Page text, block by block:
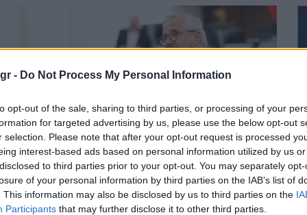
- Do Not Process My Personal Information
opt-out of the sale, sharing to third parties, or processing of your
for targeted advertising by us, please use the below opt-out
selection. Please note that after your opt-out request is processed
interest-based ads based on personal information utilized by us
to third parties prior to your opt-out. You may separately
of your personal information by third parties on the IAB’s list of
This information may also be disclosed by us to third parties on the
Participants that may further disclose it to other third parties.